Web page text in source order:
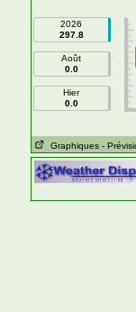
2026
297.8
Août
0.0
Hier
0.0
Graphiques -